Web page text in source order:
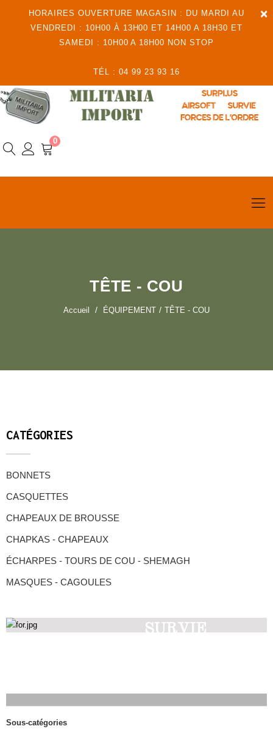
×
HORAIRES OUVERTURE MAGASIN : DU MARDI AU
VENDREDI : 10H00 À 13H00 ET 14H00 A 18H30 ET
SAMEDI : 10H00 A 18H00 NON STOP
TÉL : 04 99 23 93 16
0
TÊTE - COU
Accueil ÉQUIPEMENT TÊTE - COU
CATÉGORIES
BONNETS
CASQUETTES
CHAPEAUX DE BROUSSE
CHAPKAS - CHAPEAUX
ÉCHARPES - TOURS DE COU - SHEMAGH
MASQUES - CAGOULES
SURVIE
Sous-catégories